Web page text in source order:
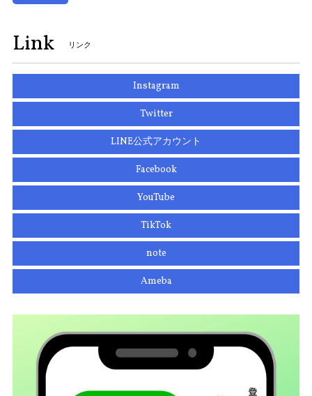
Link リンク
Instagram
Twitter
LINE公式アカウント
Facebook
YouTube
TikTok
note
Ameba